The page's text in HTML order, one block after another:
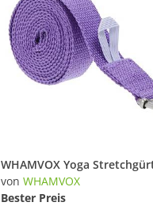
von WHAMVOX
Bester Preis